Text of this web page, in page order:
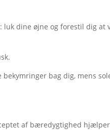
luk dine øjne og forestil dig at
bag dig, mens
af bæredygtighed